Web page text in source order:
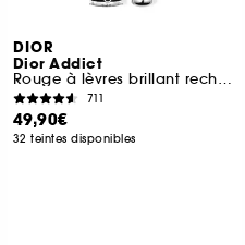
DIOR
Dior Addict
Rouge à lèvres brillant rechargeable 90 % d'origine naturelle
711
49,90€
32 teintes disponibles